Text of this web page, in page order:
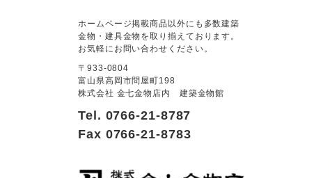
ホームページ掲載商品以外にも多数建築
金物・建具金物を取り揃えております。
お気軽にお問い合わせください。
〒933-0804
富山県高岡市問屋町198
株式会社 金七金物店内 建築金物館
Tel. 0766-21-8787
Fax 0766-21-8783